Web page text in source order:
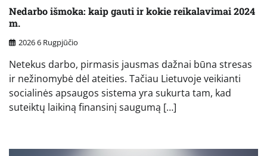
Nedarbo išmoka: kaip gauti ir kokie reikalavimai 2024
m.
2026 6 Rugpjūčio
Netekus darbo, pirmasis jausmas dažnai būna stresas
ir nežinomybė dėl ateities. Tačiau Lietuvoje veikianti
socialinės apsaugos sistema yra sukurta tam, kad
suteiktų laikiną finansinį saugumą […]